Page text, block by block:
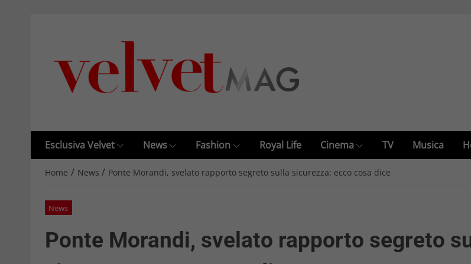
Esclusiva Velvet News Fashion Royal Life Cinema TV Musica
Home / News / Ponte Morandi, svelato rapporto segreto sulla sicurezza: ecco cosa dice
News
Ponte Morandi, svelato rapporto segreto